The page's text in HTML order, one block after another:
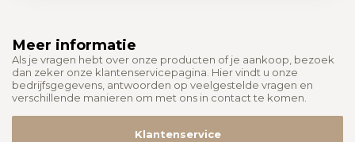
Meer informatie
Als je vragen hebt over onze producten of je aankoop, bezoek
dan zeker onze klantenservicepagina. Hier vindt u onze
bedrijfsgegevens, antwoorden op veelgestelde vragen en
verschillende manieren om met ons in contact te komen.
Klantenservice